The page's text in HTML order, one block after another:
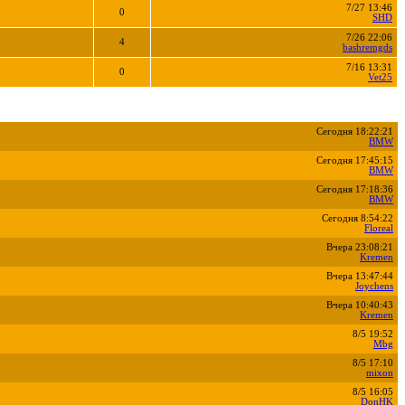
0
7/27 13:46
SHD
4
7/26 22:06
bashremgds
0
7/16 13:31
Vet25
Сегодня 18:22:21
BMW
Сегодня 17:45:15
BMW
Сегодня 17:18:36
BMW
Сегодня 8:54:22
Floreal
Вчера 23:08:21
Kremen
Вчера 13:47:44
Joychens
Вчера 10:40:43
Kremen
8/5 19:52
Mbg
8/5 17:10
mixon
8/5 16:05
DonHK